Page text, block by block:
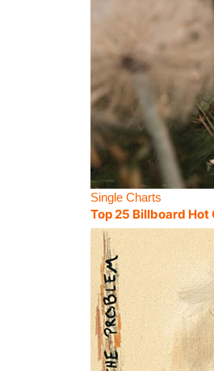
Single Charts
Top 25 Billboard